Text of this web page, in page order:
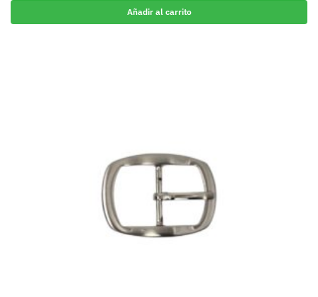
Añadir al carrito